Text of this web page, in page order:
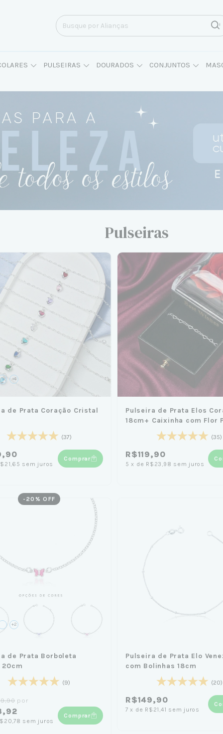
PULSEIRAS DOURADOS CONJUNTOS
Pulseiras
+6
de Prata Coração Cristal
(37)
sem juros
Comprar
Pulseira de Prata Elos
18cm+ Caixinha com Flor
(35)
R$119,90
5 x de R$23,98 sem juros
- 20 % OFF
+2
de Prata Borboleta
(9)
por
sem juros
Comprar
Pulseira de Prata Elo
com Bolinhas 18cm
(20)
R$149,90
7 x de R$21,41 sem juros